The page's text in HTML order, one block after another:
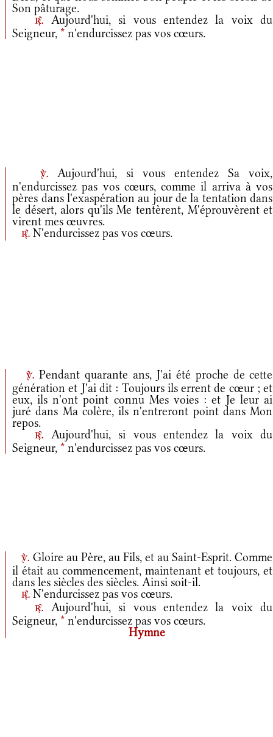
Son pâturage.
r.
Aujourd'hui, si vous entendez la voix du
Seigneur, * n'endurcissez pas vos cœurs.
v.Aujourd'hui, si vous entendez Sa voix,
n'endurcissez pas vos cœurs, comme il arriva à vos
pères dans l'exaspération au jour de la tentation dans
le désert, alors qu'ils Me tentèrent, M'éprouvèrent et
virent mes œuvres.
r. N'endurcissez pas vos cœurs.
v. Pendant quarante ans, J'ai été proche de cette
génération et J'ai dit : Toujours ils errent de cœur ; et
eux, ils n'ont point connu Mes voies : et Je leur ai
juré dans Ma colère, ils n'entreront point dans Mon
repos.
r.
Aujourd'hui, si vous entendez la voix du
Seigneur, * n'endurcissez pas vos cœurs.
v. Gloire au Père, au Fils, et au Saint-Esprit. Comme
il était au commencement, maintenant et toujours, et
dans les siècles des siècles. Ainsi soit-il.
r. N'endurcissez pas vos cœurs.
r.
Aujourd'hui, si vous entendez la voix du
Seigneur, * n'endurcissez pas vos cœurs.
Hymne